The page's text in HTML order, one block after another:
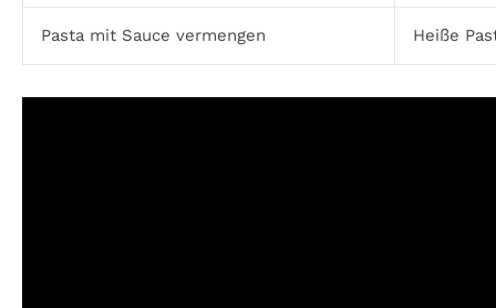
Pasta mit Sauce vermengen Heiße